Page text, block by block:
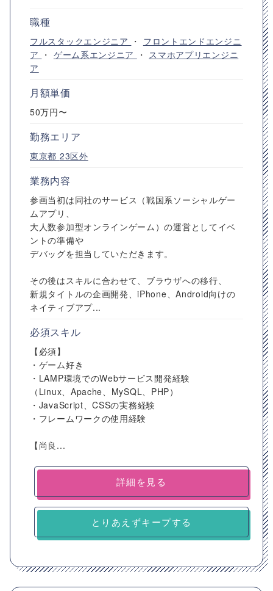
職種
フルスタックエンジニア ・ フロントエンドエンジニ
ア ・ ゲーム系エンジニア ・ スマホアプリエンジニ
ア
月額単価
50万円〜
勤務エリア
東京都 23区外
業務内容
参画当初は同社のサービス（戦国系ソーシャルゲー
ムアプリ、
大人数参加型オンラインゲーム）の運営としてイベ
ントの準備や
デバッグを担当していただきます。
その後はスキルに合わせて、ブラウザへの移行、
新規タイトルの企画開発、iPhone、Android向けの
ネイティブアプ...
必須スキル
【必須】
・ゲーム好き
・LAMP環境でのWebサービス開発経験
（Linux、Apache、MySQL、PHP）
・JavaScript、CSSの実務経験
・フレームワークの使用経験
【尚良...
詳細を見る
とりあえずキープする